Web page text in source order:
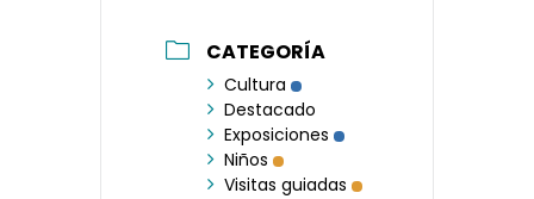
CATEGORÍA
Cultura
Destacado
Exposiciones
Niños
Visitas guiadas